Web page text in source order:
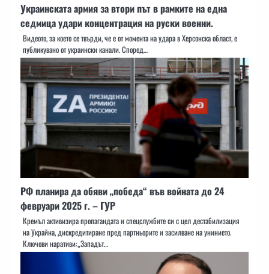
Украинската армия за втори път в рамките на една
седмица удари концентрация на руски военни.
Видеото, за което се твърди, че е от момента на удара в Херсонска област, е
публикувано от украински канали. Според…
РФ планира да обяви „победа“ във войната до 24
февруари 2025 г. – ГУР
Кремъл активизира пропагандата и спецслужбите си с цел дестабилизация
на Украйна, дискредитиране пред партньорите и засилване на унинието.
Ключови наративи:„Западът…